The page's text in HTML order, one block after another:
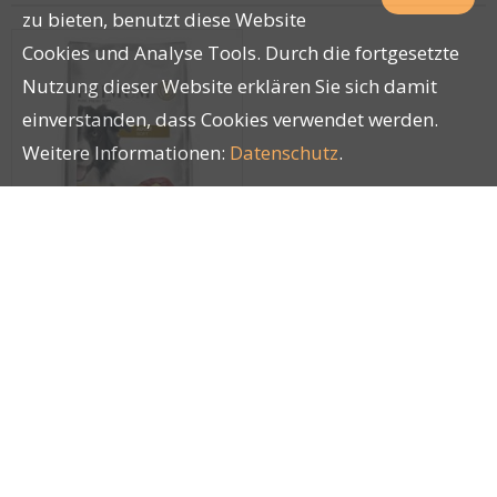
zu bieten, benutzt diese Website
Cookies und Analyse Tools. Durch die fortgesetzte
Nutzung dieser Website erklären Sie sich damit
einverstanden, dass Cookies verwendet werden.
Weitere Informationen: Datenschutz.